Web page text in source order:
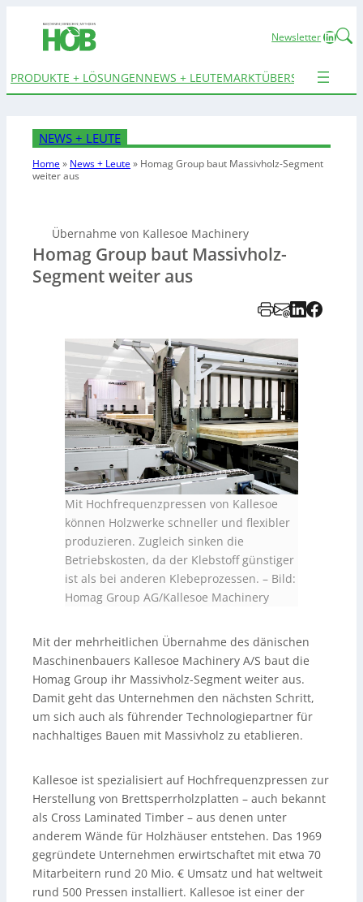
Newsletter
PRODUKTE + LÖSUNGENNEWS + LEUTEMARKTÜBERSICHTEN
NEWS + LEUTE
Home» News + Leute» Homag Group baut Massivholz-Segment
weiter aus
Übernahme von Kallesoe Machinery
Homag Group baut Massivholz-
Segment weiter aus
Mit Hochfrequenzpressen von Kallesoe
können Holzwerke schneller und flexibler
produzieren. Zugleich sinken die
Betriebskosten, da der Klebstoff günstiger
ist als bei anderen Klebeprozessen. – Bild:
Homag Group AG/Kallesoe Machinery
Mit der mehrheitlichen Übernahme des dänischen
Maschinenbauers Kallesoe Machinery A/S baut die
Homag Group ihr Massivholz-Segment weiter aus.
Damit geht das Unternehmen den nächsten Schritt,
um sich auch als führender Technologiepartner für
nachhaltiges Bauen mit Massivholz zu etablieren.
Kallesoe ist spezialisiert auf Hochfrequenzpressen zur
Herstellung von Brettsperrholzplatten – auch bekannt
als Cross Laminated Timber – aus denen unter
anderem Wände für Holzhäuser entstehen. Das 1969
gegründete Unternehmen erwirtschaftet mit etwa 70
Mitarbeitern rund 20 Mio. € Umsatz und hat weltweit
rund 500 Pressen installiert. Kallesoe ist einer der